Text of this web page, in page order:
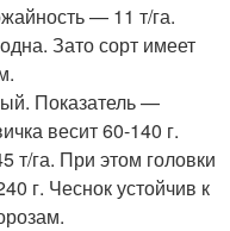
— 11 т/га.
Зато сорт имеет
Показатель —
весит 60-140 г.
га. При этом головки
г. Чеснок устойчив к